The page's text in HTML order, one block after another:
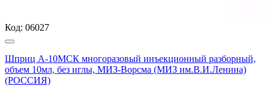
Код: 06027
Шприц А-10МСК многоразовый инъекционный разборный,
объем 10мл, без иглы, МИЗ-Ворсма (МИЗ им.В.И.Ленина)
(РОССИЯ)